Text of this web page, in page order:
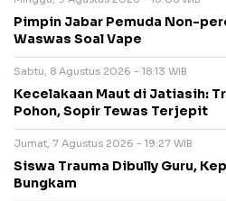
Pimpin Jabar Pemuda Non-
Waswas Soal Vape
Sabtu, 8 Agustus 2026 - 18:13 WIB
Kecelakaan Maut di Jatiasih:
Pohon, Sopir Tewas Terjepit
Jumat, 7 Agustus 2026 - 19:27 WIB
Siswa Trauma Dibully Guru,
Bungkam